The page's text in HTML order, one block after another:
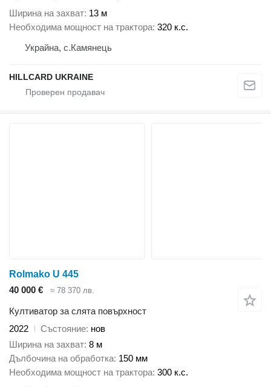
Ширина на захват 13 м
Необходима мощност на трактора 320 к.с.
Украйна, с.Камянець
HILLCARD UKRAINE
Rolmako U 445
40 000 €
≈ 78 370 лв.
Култиватор за слята повърхност
2022
Състояние нов
Ширина на захват 8 м
Дълбочина на обработка 150 мм
Необходима мощност на трактора 300 к.с.